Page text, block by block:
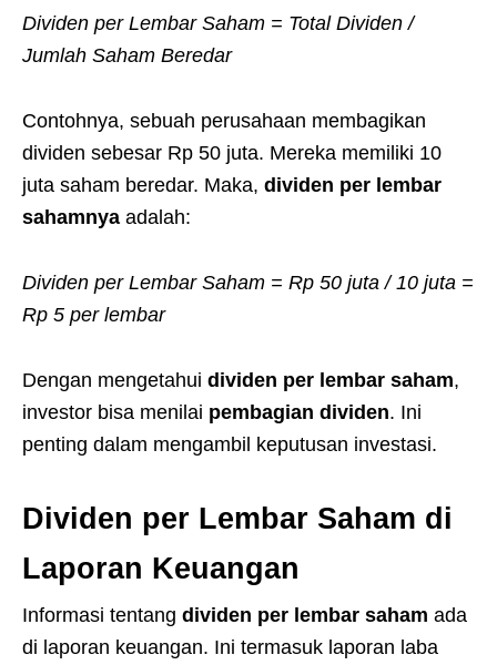
Dividen per Lembar Saham = Total Dividen /
Jumlah Saham Beredar
Contohnya, sebuah perusahaan membagikan
dividen sebesar Rp 50 juta. Mereka memiliki 10
juta saham beredar. Maka, dividen per lembar
sahamnya adalah:
Dividen per Lembar Saham = Rp 50 juta / 10 juta =
Rp 5 per lembar
Dengan mengetahui dividen per lembar saham,
investor bisa menilai pembagian dividen. Ini
penting dalam mengambil keputusan investasi.
Dividen per Lembar Saham di
Laporan Keuangan
Informasi tentang dividen per lembar saham ada
di laporan keuangan. Ini termasuk laporan laba